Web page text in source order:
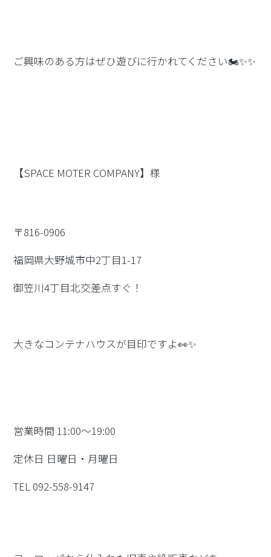
ご興味のある方はぜひ遊びに行かれてください🏍✨✨⁡
【SPACE MOTER COMPANY】様
〒816-0906
福岡県大野城市中2丁目1-17
御笠川4丁目北交差点すぐ！
大きなコンテナハウスが目印ですよ👀✨
営業時間 11:00～19:00
定休日 日曜日・月曜日
TEL 092-558-9147